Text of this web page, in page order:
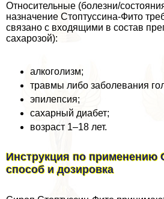
Относительные (болезни/
назначение Стоптуссина-Фито
связано с входящими в состав
сахарозой):
алкоголизм;
травмы либо заболевания
эпилепсия;
сахарный диабет;
возраст 1–18 лет.
Инструкция по применению
способ и дозировка